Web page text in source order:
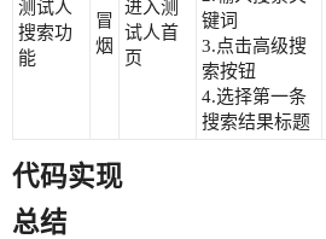
测试人
搜索功
能
冒
烟
进入测
试人首
页
键词
3.点击高级搜
索按钮
4.选择第一条
搜索结果标题
代码实现
总结